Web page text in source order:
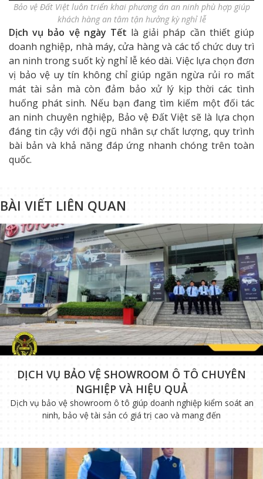
Bảo vệ Đất Việt luôn triển khai phương án an ninh phù hợp giúp
khách hàng an tâm tận hưởng kỳ nghỉ lễ
Dịch vụ bảo vệ ngày Tết là giải pháp cần thiết giúp
doanh nghiệp, nhà máy, cửa hàng và các tổ chức duy trì
an ninh trong suốt kỳ nghỉ lễ kéo dài. Việc lựa chọn đơn
vị bảo vệ uy tín không chỉ giúp ngăn ngừa rủi ro mất
mát tài sản mà còn đảm bảo xử lý kịp thời các tình
huống phát sinh. Nếu bạn đang tìm kiếm một đối tác
an ninh chuyên nghiệp, Bảo vệ Đất Việt sẽ là lựa chọn
đáng tin cậy với đội ngũ nhân sự chất lượng, quy trình
bài bản và khả năng đáp ứng nhanh chóng trên toàn
quốc.
BÀI VIẾT LIÊN QUAN
DỊCH VỤ BẢO VỆ SHOWROOM Ô TÔ CHUYÊN
NGHIỆP VÀ HIỆU QUẢ
Dịch vụ bảo vệ showroom ô tô giúp doanh nghiệp kiểm soát an
ninh, bảo vệ tài sản có giá trị cao và mang đến